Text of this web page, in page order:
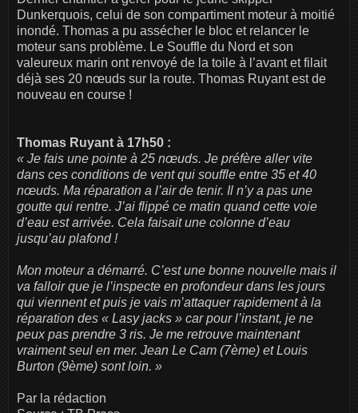
Dunkerquois, celui de son compartiment moteur à moitié
inondé. Thomas a pu assécher le bloc et relancer le
moteur sans problème. Le Souffle du Nord et son
valeureux marin ont renvoyé de la toile à l’avant et filait
déjà ses 20 nœuds sur la route. Thomas Ruyant est de
nouveau en course !
Thomas Ruyant à 17h50 :
« Je fais une pointe à 25 nœuds. Je préfère aller vite
dans ces conditions de vent qui souffle entre 35 et 40
nœuds. Ma réparation a l’air de tenir. Il n’y a pas une
goutte qui rentre. J’ai flippé ce matin quand cette voie
d’eau est arrivée. Cela faisait une colonne d’eau
jusqu’au plafond !
Mon moteur a démarré. C’est une bonne nouvelle mais il
va falloir que je l’inspecte en profondeur dans les jours
qui viennent et puis je vais m’attaquer rapidement à la
réparation des « Lasy jacks » car pour l’instant, je ne
peux pas prendre 3 ris. Je me retrouve maintenant
vraiment seul en mer. Jean Le Cam (7ème) et Louis
Burton (9ème) sont loin. »
Par la rédaction